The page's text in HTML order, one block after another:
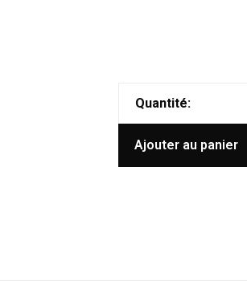
Quantité:
Ajouter au panier